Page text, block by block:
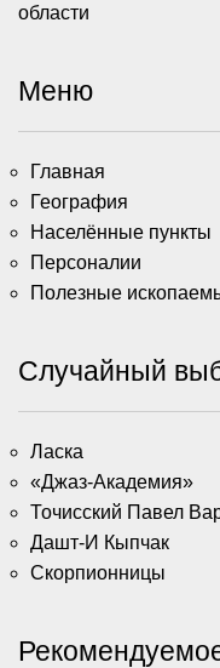
области
Меню
Главная
География
Населённые пункты
Персоналии
Полезные
Случайный
Ласка
«Джаз-Академия»
Точисский Павел
Дашт-И Кыпчак
Скорпионницы